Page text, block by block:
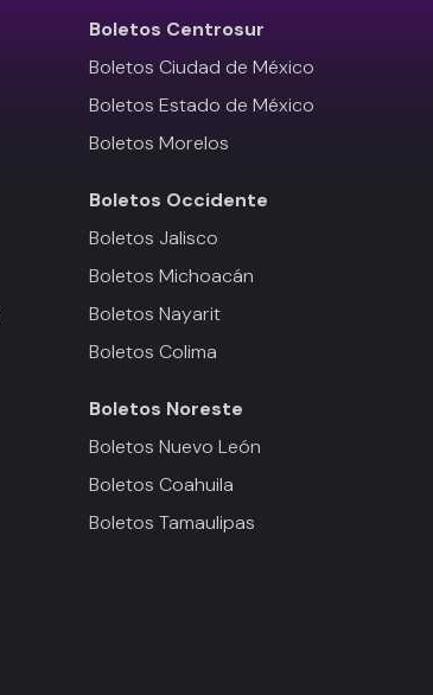
Boletos Centrosur
Boletos Ciudad de México
Boletos Estado de México
Boletos Morelos
Boletos Occidente
Boletos Jalisco
Boletos Michoacán
Boletos Nayarit
Boletos Colima
Boletos Noreste
Boletos Nuevo León
Boletos Coahuila
Boletos Tamaulipas